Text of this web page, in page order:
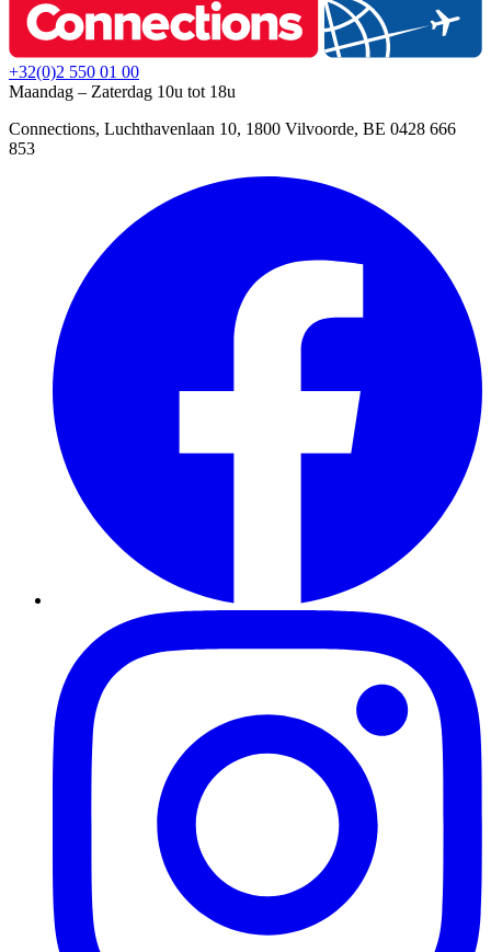
+32(0)2 550 01 00
Maandag – Zaterdag 10u tot 18u
Connections, Luchthavenlaan 10, 1800 Vilvoorde, BE 0428 666
853